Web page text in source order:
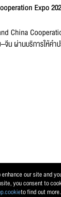
our site and
you consent to
to find out more.
Expo
China
จีน ผ่านบริการให้ค